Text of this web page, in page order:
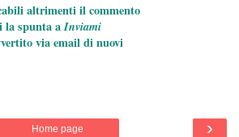
altrimenti il commento
la spunta aInviami
via email di nuovi
›
Home page